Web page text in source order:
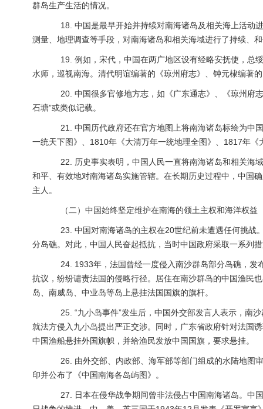
群岛生产生活的情况。
18. 中国是最早开始并持续对南海诸岛及相关海上活动
测量、地理调查等手段，对南海诸岛和相关海域进行了持续、
19. 例如，宋代，中国在两广地区设有经略安抚使，总
水师，巡视南海。清代明谊编著的《琼州府志》、钟元棣编著
20. 中国很多官修地方志，如《广东通志》、《琼州府志
石塘”或类似记载。
21. 中国历代政府还在官方地图上将南海诸岛标绘为中
一统天下图》、1810年《大清万年一统地理全图》、1817年
22. 历史事实表明，中国人民一直将南海诸岛和相关海
和平、有效地对南海诸岛实施管辖。在长期历史过程中，中国
主人。
（二）中国始终坚定维护在南海的领土主权和海洋权益
23. 中国对南海诸岛的主权在20世纪前未遭遇任何挑战
分岛礁。对此，中国人民奋起抵抗，当时中国政府采取一系列
24. 1933年，法国曾经一度侵入南沙群岛部分岛礁，发布
抗议，纷纷谴责法国的侵略行径。居住在南沙群岛的中国渔民
岛、南威岛、中业岛等岛上悬挂法国国旗的旗杆。
25. “九小岛事件”发生后，中国外交部发言人表示，南沙
就法方侵入九小岛提出严正交涉。同时，广东省政府针对法国
中国渔船悬挂外国旗帜，并给渔民发放中国国旗，要求悬挂。
26. 由外交部、内政部、海军部等部门组成的水陆地图
印并公布了《中国南海各岛屿图》。
27. 日本在侵华战争期间曾非法侵占中国南海诸岛。中